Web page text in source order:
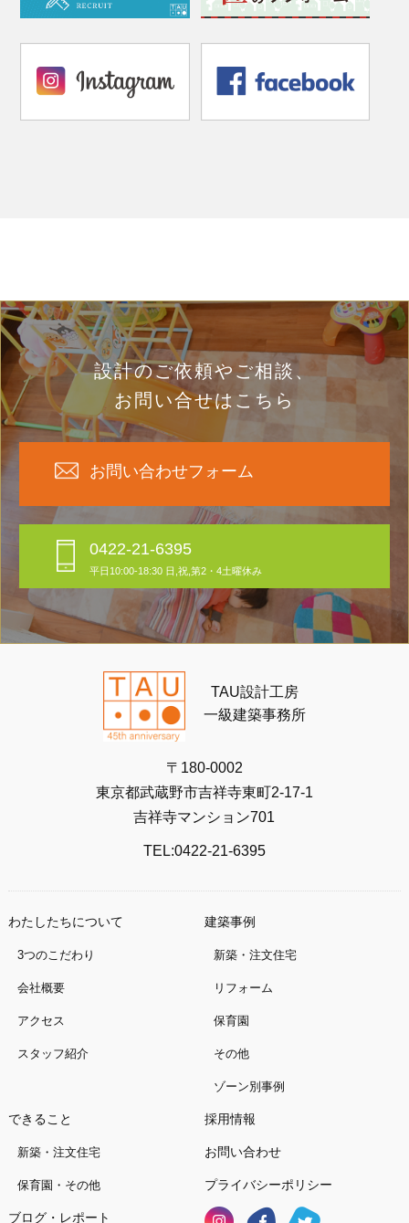
設計のご依頼やご相談、
お問い合せはこちら
お問い合わせフォーム
0422-21-6395
平日10:00-18:30 日,祝,第2・4土曜休み
TAU設計工房
一級建築事務所
〒180-0002
東京都武蔵野市吉祥寺東町2-17-1
吉祥寺マンション701
TEL:0422-21-6395
わたしたちについて
3つのこだわり
会社概要
アクセス
スタッフ紹介
建築事例
新築・注文住宅
リフォーム
保育園
その他
ゾーン別事例
できること
新築・注文住宅
保育園・その他
ブログ・レポート
採用情報
お問い合わせ
プライバシーポリシー